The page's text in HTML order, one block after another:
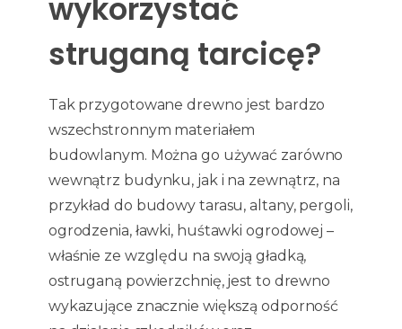
wykorzystać
struganą tarcicę?
Tak przygotowane drewno jest bardzo
wszechstronnym materiałem
budowlanym. Można go używać zarówno
wewnątrz budynku, jak i na zewnątrz, na
przykład do budowy tarasu, altany, pergoli,
ogrodzenia, ławki, huśtawki ogrodowej –
właśnie ze względu na swoją gładką,
ostruganą powierzchnię, jest to drewno
wykazujące znacznie większą odporność